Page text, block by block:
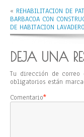
« REHABILITACION DE
BARBACOA CON
DE HABITACION LAVADERO
DEJA UNA
Tu dirección de correo
obligatorios están
Comentario*